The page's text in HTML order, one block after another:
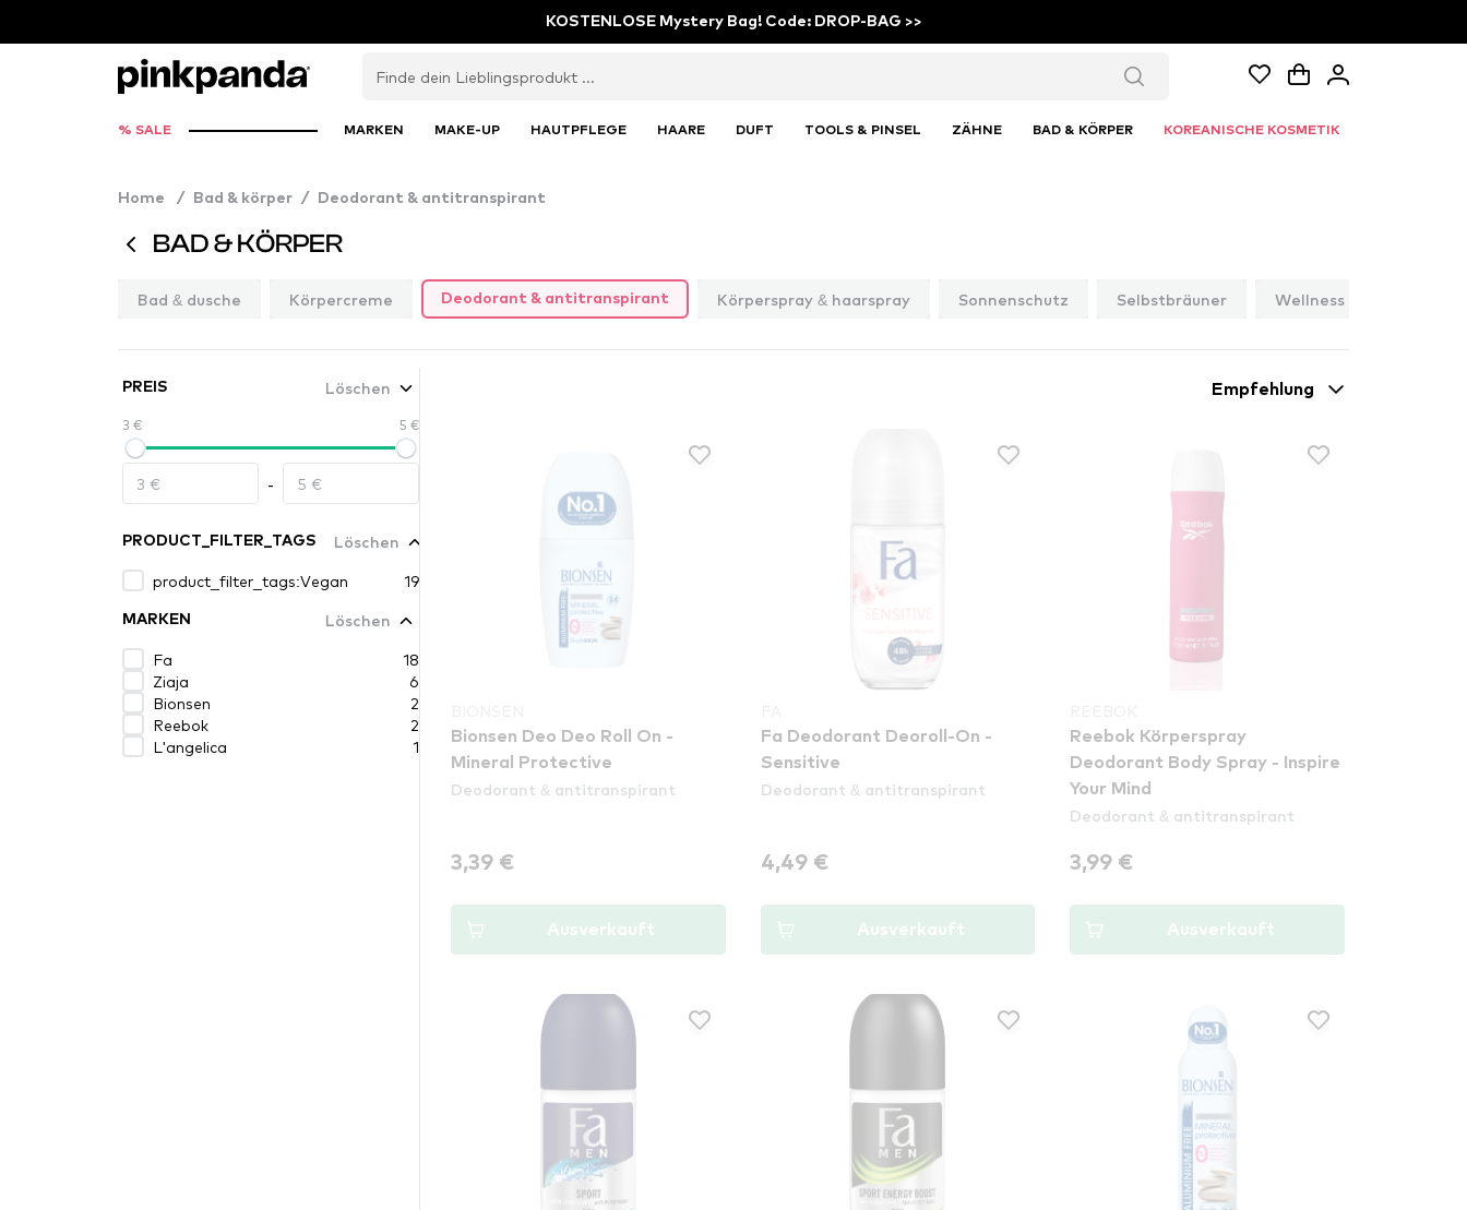
KOSTENLOSE Mystery Bag! Code: DROP-BAG >>
% SALE MARKEN MAKE-UP HAUTPFLEGE HAARE DUFT TOOLS & PINSEL ZÄHNE BAD & KÖRPER KOREANISCHE KOSMETIK
Home / Bad & körper / Deodorant & antitranspirant
BAD & KÖRPER
Bad & dusche Körpercreme Deodorant & antitranspirant Körperspray & haarspray Sonnenschutz Selbstbräuner Wellness
PREIS Löschen
3 € 5 €
-
PRODUCT_FILTER_TAGS
Löschen
product_filter_tags:Vegan
19
MARKEN
Löschen
Fa
18
Ziaja
6
Bionsen
2
Reebok
2
L'angelica
1
Empfehlung
Bionsen Deo Deo Roll On -
Mineral Protective
Deodorant & antitranspirant
3,39 €
Ausverkauft
Fa Deodorant Deoroll-On -
Sensitive
Deodorant & antitranspirant
4,49 €
Ausverkauft
Reebok Körperspray
Deodorant Body Spray - Inspire
Your Mind
Deodorant & antitranspirant
3,99 €
Ausverkauft